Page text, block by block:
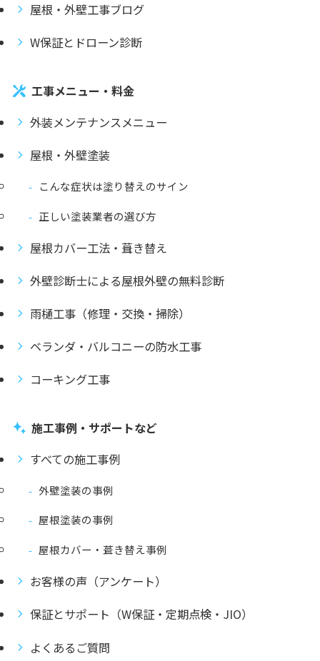
屋根・外壁工事ブログ
W保証とドローン診断
工事メニュー・料金
外装メンテナンスメニュー
屋根・外壁塗装
こんな症状は塗り替えのサイン
正しい塗装業者の選び方
屋根カバー工法・葺き替え
外壁診断士による屋根外壁の無料診断
雨樋工事（修理・交換・掃除）
ベランダ・バルコニーの防水工事
コーキング工事
施工事例・サポートなど
すべての施工事例
外壁塗装の事例
屋根塗装の事例
屋根カバー・葺き替え事例
お客様の声（アンケート）
保証とサポート（W保証・定期点検・JIO）
よくあるご質問